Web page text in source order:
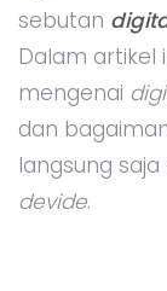
sebutan
Dalam artikel
mengenai
dan
langsung
devide.